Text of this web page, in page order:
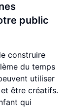
public
construire
du temps
utiliser
être créatifs.
qui